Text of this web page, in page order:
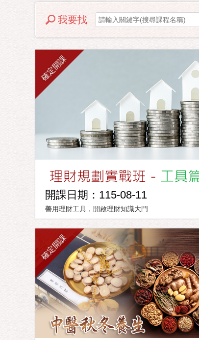
我要找
確定開課
開課日期：115-08-11
善用理財工具，開啟理財知識大門
確定開課